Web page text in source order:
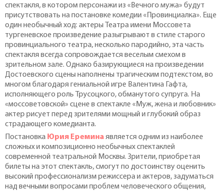
спектакля, в котором персонажи из «Вечного мужа» будут
присутствовать на постановке комедии «Провинциалка». Еще
один необычный ход: актеры Театра имени Моссовета
тургеневское произведение разыгрывают в стиле старого
провинциального театра, несколько пародийно, эта часть
спектакля всегда сопровождается веселым смехом в
зрительном зале. Однако базирующиеся на произведении
Достоевского сцены наполнены трагическим подтекстом, во
многом благодаря гениальной игре Валентина Гафта,
исполняющего роль Трусоцкого, обманутого супруга. На
«моссоветовской» сцене в спектакле «Муж, жена и любовник»
актер рисует перед зрителями мощный и глубокий образ
страдающего комедианта.
Постановка Юрия Еремина является одним из наиболее
сложных и композиционно необычных спектаклей
современной театральной Москвы. Зрители, приобретая
билеты на этот спектакль, смогут по достоинству оценить
высокий профессионализм режиссера и актеров, задуматься
над вечными вопросами проблем человеческого общения,